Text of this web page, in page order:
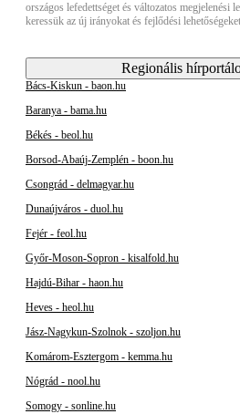
országos lefedettséget és változatos megjelenési
keressük az új irányokat és fejlődési
Regionális
Bács-Kiskun - baon.hu
Baranya - bama.hu
Békés - beol.hu
Borsod-Abaúj-Zemplén - boon.hu
Csongrád - delmagyar.hu
Dunaújváros - duol.hu
Fejér - feol.hu
Győr-Moson-Sopron - kisalfold.hu
Hajdú-Bihar - haon.hu
Heves - heol.hu
Jász-Nagykun-Szolnok - szoljon.hu
Komárom-Esztergom - kemma.hu
Nógrád - nool.hu
Somogy - sonline.hu